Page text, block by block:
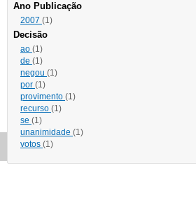
Ano Publicação
2007 (1)
Decisão
ao (1)
de (1)
negou (1)
por (1)
provimento (1)
recurso (1)
se (1)
unanimidade (1)
votos (1)